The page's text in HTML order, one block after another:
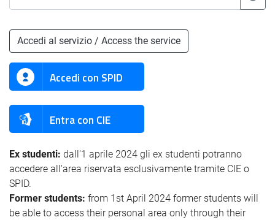
Accedi al servizio / Access the service
Accedi con SPID
Entra con CIE
Ex studenti: dall'1 aprile 2024 gli ex studenti potranno
accedere all'area riservata esclusivamente tramite CIE o
SPID.
Former students: from 1st April 2024 former students will
be able to access their personal area only through their